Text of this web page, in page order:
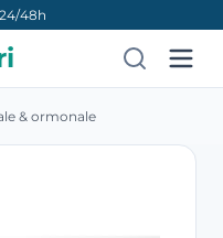
48h
& ormonale